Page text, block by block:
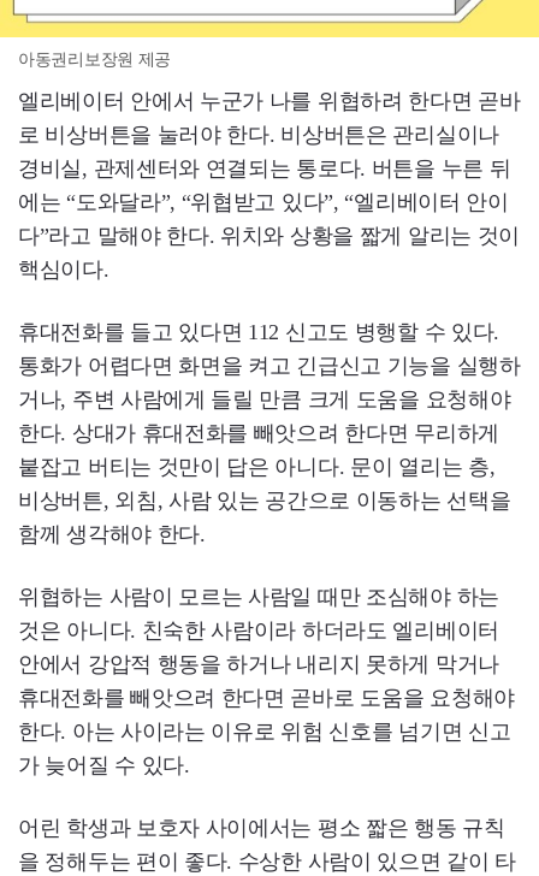
아동권리보장원 제공
엘리베이터 안에서 누군가 나를 위협하려 한다면 곧바
로 비상버튼을 눌러야 한다. 비상버튼은 관리실이나
경비실, 관제센터와 연결되는 통로다. 버튼을 누른 뒤
에는 “도와달라”, “위협받고 있다”, “엘리베이터 안이
다”라고 말해야 한다. 위치와 상황을 짧게 알리는 것이
핵심이다.
휴대전화를 들고 있다면 112 신고도 병행할 수 있다.
통화가 어렵다면 화면을 켜고 긴급신고 기능을 실행하
거나, 주변 사람에게 들릴 만큼 크게 도움을 요청해야
한다. 상대가 휴대전화를 빼앗으려 한다면 무리하게
붙잡고 버티는 것만이 답은 아니다. 문이 열리는 층,
비상버튼, 외침, 사람 있는 공간으로 이동하는 선택을
함께 생각해야 한다.
위협하는 사람이 모르는 사람일 때만 조심해야 하는
것은 아니다. 친숙한 사람이라 하더라도 엘리베이터
안에서 강압적 행동을 하거나 내리지 못하게 막거나
휴대전화를 빼앗으려 한다면 곧바로 도움을 요청해야
한다. 아는 사이라는 이유로 위험 신호를 넘기면 신고
가 늦어질 수 있다.
어린 학생과 보호자 사이에서는 평소 짧은 행동 규칙
을 정해두는 편이 좋다. 수상한 사람이 있으면 같이 타